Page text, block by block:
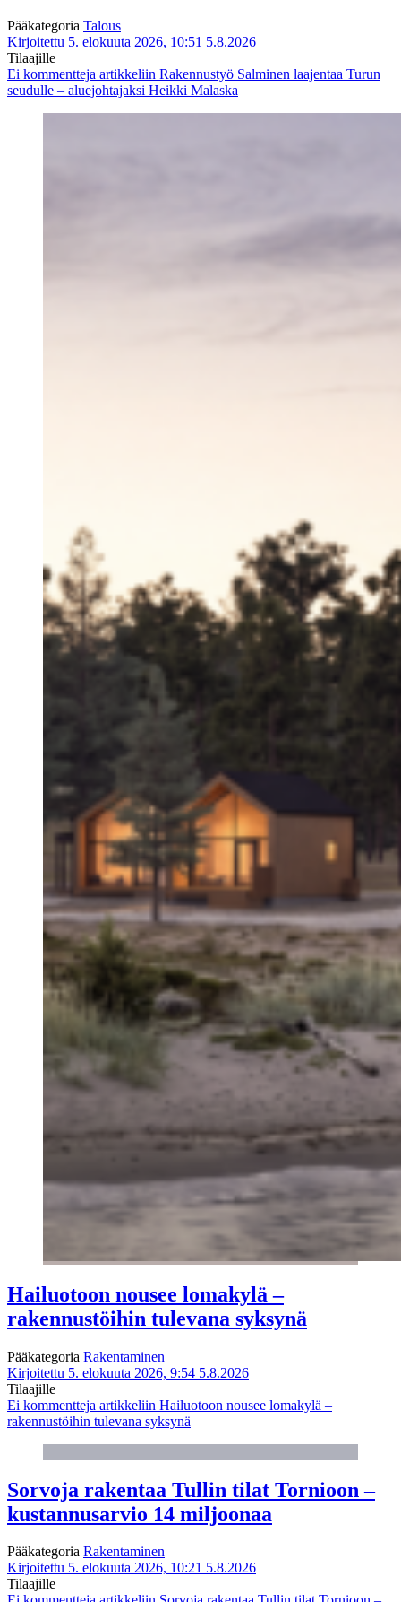
Pääkategoria Talous
Kirjoitettu 5. elokuuta 2026, 10:51 5.8.2026
Tilaajille
Ei kommentteja artikkeliin Rakennustyö Salminen laajentaa Turun
seudulle – aluejohtajaksi Heikki Malaska
Hailuotoon nousee lomakylä –
rakennustöihin tulevana syksynä
Pääkategoria Rakentaminen
Kirjoitettu 5. elokuuta 2026, 9:54 5.8.2026
Tilaajille
Ei kommentteja artikkeliin Hailuotoon nousee lomakylä –
rakennustöihin tulevana syksynä
Sorvoja rakentaa Tullin tilat Tornioon –
kustannusarvio 14 miljoonaa
Pääkategoria Rakentaminen
Kirjoitettu 5. elokuuta 2026, 10:21 5.8.2026
Tilaajille